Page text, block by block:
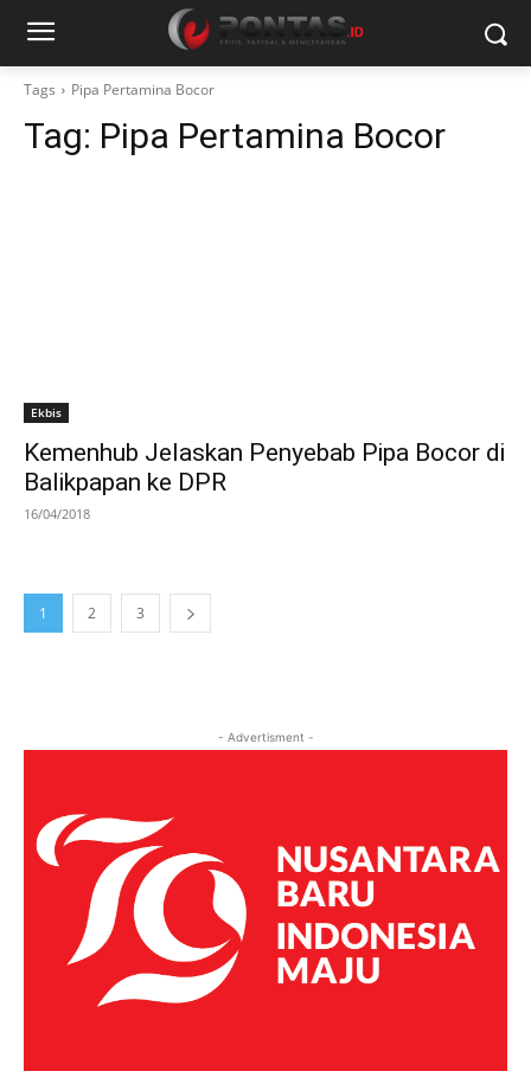
Tags Pipa Pertamina Bocor
Tag: Pipa Pertamina Bocor
Ekbis
Kemenhub Jelaskan Penyebab Pipa Bocor di
Balikpapan ke DPR
16/04/2018
1 2 3
- Advertisment -